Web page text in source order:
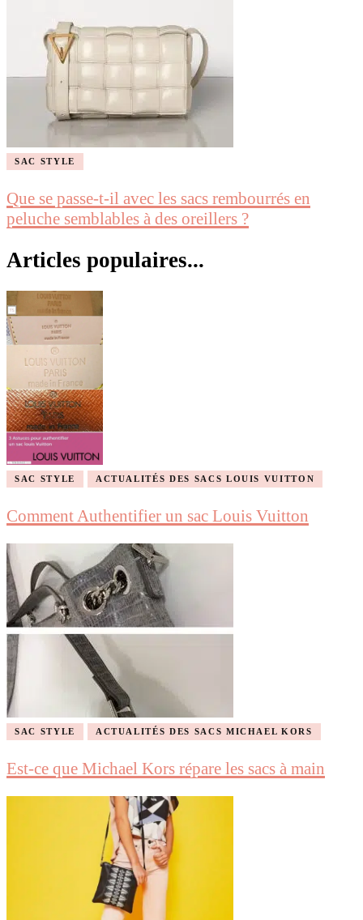
SAC STYLE
Que se passe-t-il avec les sacs rembourrés en
peluche semblables à des oreillers ?
Articles populaires...
SAC STYLE ACTUALITÉS DES SACS LOUIS VUITTON
Comment Authentifier un sac Louis Vuitton
SAC STYLE ACTUALITÉS DES SACS MICHAEL KORS
Est-ce que Michael Kors répare les sacs à main